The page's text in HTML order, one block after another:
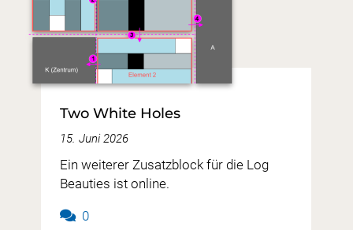
Two White Holes
15. Juni 2026
Ein weiterer Zusatzblock für die Log
Beauties ist online.
0